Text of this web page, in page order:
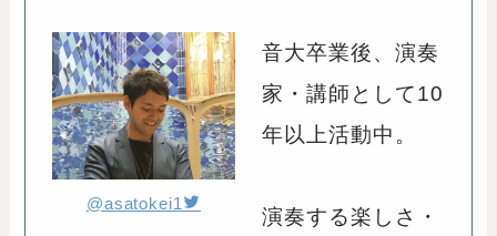
@asatokei1
音大卒業後、演奏
家・講師として10
年以上活動中。
演奏する楽しさ・